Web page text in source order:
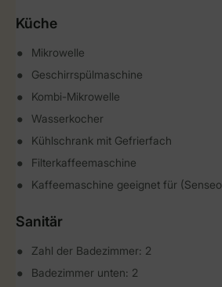
Küche
Mikrowelle
Geschirrspülmaschine
Kombi-Mikrowelle
Wasserkocher
Kühlschrank mit Gefrierfach
Filterkaffeemaschine
Kaffeemaschine geeignet für
Sanitär
Zahl der Badezimmer: 2
Badezimmer unten: 2